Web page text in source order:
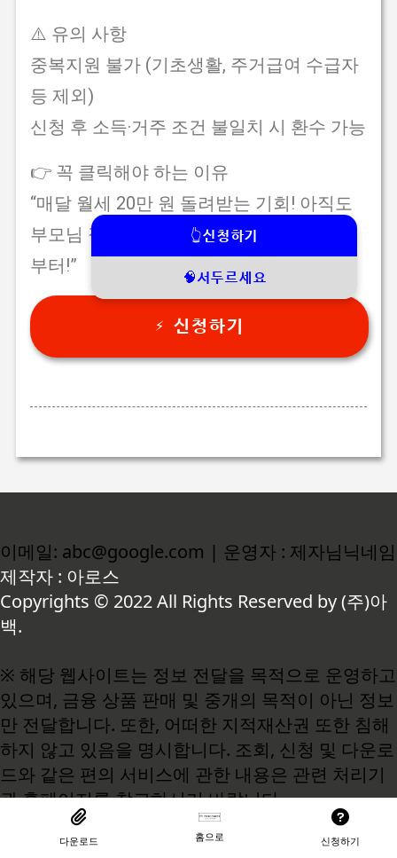
👆신청하기
🧠서두르세요
⚠️ 유의 사항
중복지원 불가 (기초생활, 주거급여 수급자
등 제외)
신청 후 소득·거주 조건 불일치 시 환수 가능
👉 꼭 클릭해야 하는 이유
“매달 월세 20만 원 돌려받는 기회! 아직도
부모님 집으로 되어 있다면 바로 전입신고
부터!”
⚡ 신청하기
다운로드 홈으로 신청하기
이메일: abc@google.com | 운영자 : 제자님닉네임
제작자 : 아로스
Copyrights © 2022 All Rights Reserved by (주)아
백.
※ 해당 웹사이트는 정보 전달을 목적으로 운영하고
있으며, 금융 상품 판매 및 중개의 목적이 아닌 정보
만 전달합니다. 또한, 어떠한 지적재산권 또한 침해
하지 않고 있음을 명시합니다. 조회, 신청 및 다운로
드와 같은 편의 서비스에 관한 내용은 관련 처리기
관 홈페이지를 참고하시기 바랍니다.